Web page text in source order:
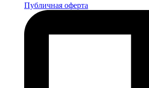
Публичная оферта